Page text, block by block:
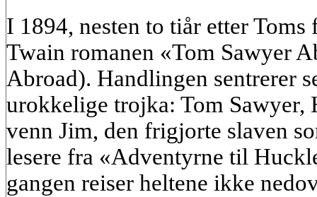
I 1894, nesten to tiår etter
Twain romanen «Tom Sawyer
Abroad). Handlingen sentrerer
urokkelige trojka: Tom Sawyer,
venn Jim, den frigjorte slaven
lesere fra «Adventyrne til
gangen reiser heltene ikke